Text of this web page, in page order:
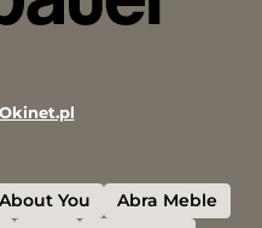
Okinet.pl
About You
Abra Meble